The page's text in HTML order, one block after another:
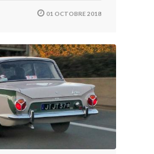
01 OCTOBRE 2018